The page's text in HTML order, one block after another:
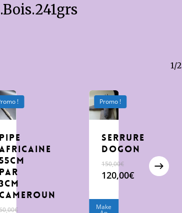
1/2
!
pipe
par
€
Promo !
Serrure
Dogon
150,00€
Le
initial
était :
120,00€
prix
actuel
Make